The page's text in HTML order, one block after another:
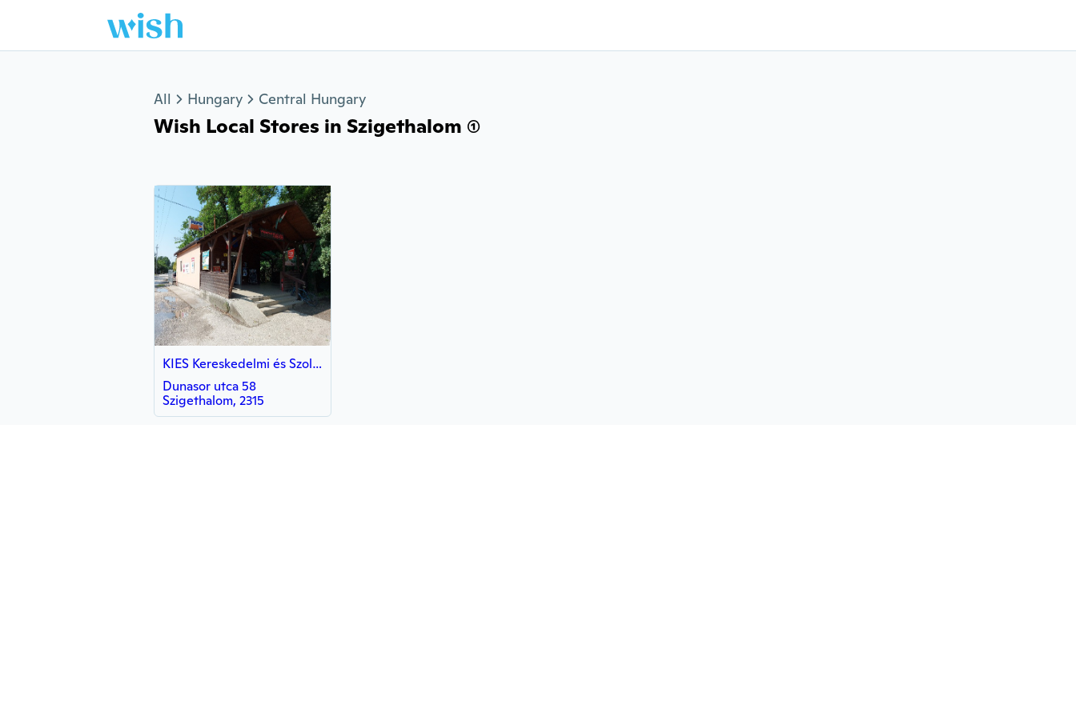
All Hungary Central Hungary
Wish Local Stores in Szigethalom (1)
KIES Kereskedelmi és Szolgáltató Korlátolt Felelosségu Társaság
Dunasor utca 58
Szigethalom, 2315